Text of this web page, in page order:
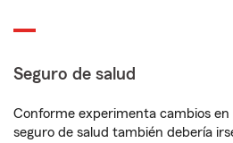
Seguro de salud
Conforme experimenta cambios
seguro de salud también debería